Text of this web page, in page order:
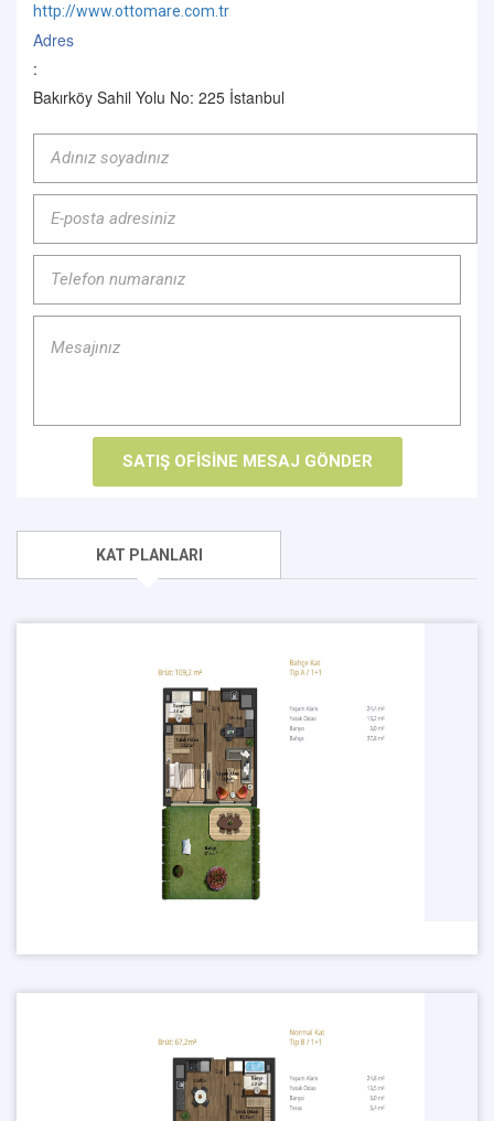
http://www.ottomare.com.tr
Adres
:
Bakırköy Sahil Yolu No: 225 İstanbul
KAT PLANLARI